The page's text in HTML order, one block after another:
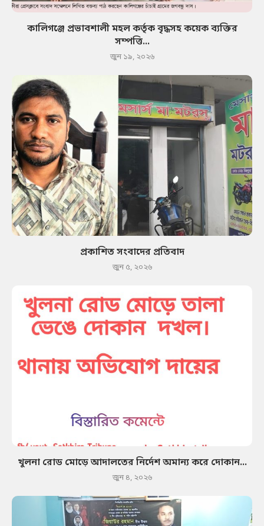
কালিগঞ্জে প্রভাবশালী মহল কর্তৃক বৃদ্ধসহ কয়েক ব্যক্তির
সম্পত্তি...
জুন ১৯, ২০২৬
প্রকাশিত সংবাদের প্রতিবাদ
জুন ৫, ২০২৬
খুলনা রোড মোড়ে আদালতের নির্দেশ অমান্য করে দোকান...
জুন ৪, ২০২৬